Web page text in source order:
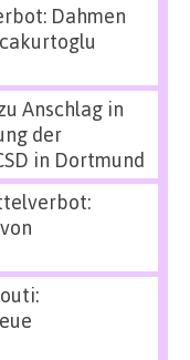
Dahmen
Anschlag in
der
in Dortmund